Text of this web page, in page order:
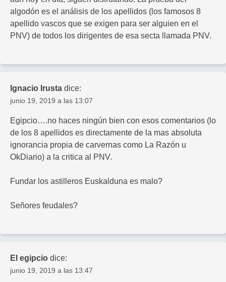
algodón es el análisis de los apellidos (los famosos 8
apellido vascos que se exigen para ser alguien en el
PNV) de todos los dirigentes de esa secta llamada PNV.
Ignacio Irusta dice:
junio 19, 2019 a las 13:07
Egipcio….no haces ningún bien con esos comentarios (lo
de los 8 apellidos es directamente de la mas absoluta
ignorancia propia de carvernas como La Razón u
OkDiario) a la critica al PNV.
Fundar los astilleros Euskalduna es malo?
Señores feudales?
El egipcio dice:
junio 19, 2019 a las 13:47